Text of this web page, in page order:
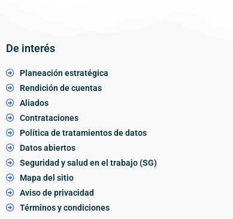
De interés
Planeación estratégica
Rendición de cuentas
Aliados
Contrataciones
Política de tratamientos de datos
Datos abiertos
Seguridad y salud en el trabajo (SG)
Mapa del sitio
Aviso de privacidad
Términos y condiciones